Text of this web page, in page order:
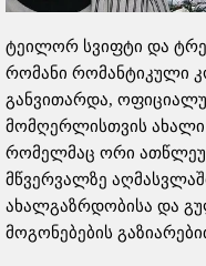
ტეილორ სვიფტი და
რომანი რომანტიკული
განვითარდა,
მომღერლისთვის ახალი
რომელმაც ორი
მწვერვალზე
ახალგაზრდობისა და
მოგონებების